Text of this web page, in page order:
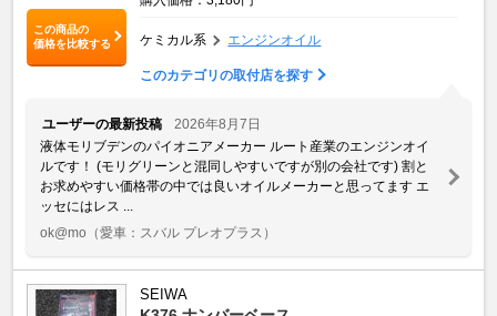
この商品の
価格を比較する
ケミカル系 エンジンオイル
このカテゴリの取付店を探す
ユーザーの最新投稿
2026年8月7日
液体モリブデンのパイオニアメーカー ルート産業のエンジンオイ
ルです！ (モリグリーンと混同しやすいですが別の会社です) 割と
お求めやすい価格帯の中では良いオイルメーカーと思ってます エ
ッセにはレス ...
ok@mo （愛車：スバル プレオプラス）
SEIWA